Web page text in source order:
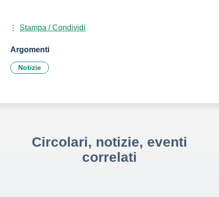
Stampa / Condividi
Argomenti
Notizie
Circolari, notizie, eventi
correlati